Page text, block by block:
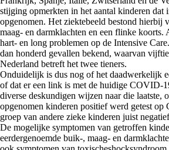
stijging opmerkten in het aantal kinderen dat
opgenomen. Het ziektebeeld bestond hierbij
maag- en darmklachten en een flinke koorts.
hart- en long problemen op de Intensive
dan honderd gevallen bekend, waarvan
Nederland betreft het twee tieners.
Onduidelijk is dus nog of het daadwerkelijk
of dat er een link is met de huidige COVID-
diverse deskundigen wijzen naar die laatste,
opgenomen kinderen positief werd getest op
groep van andere zieke kinderen juist
De mogelijke symptomen van getroffen
eerdergenoemde buik-, maag- en